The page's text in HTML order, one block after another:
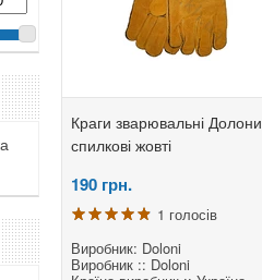
Краги зварювальні Долони
спилкові жовті
190 грн.
1 голосів
Виробник: Doloni
Виробник :: Doloni